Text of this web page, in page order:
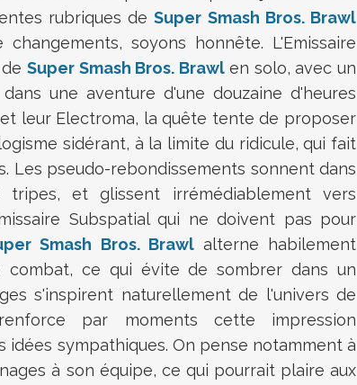
rubriques deSuper Smash Bros. Brawl
soyons honnête. L'Emissaire
Super Smash Bros. Brawlen solo, avec un
une aventure d'une douzaine d'heures
leur Electroma, la quête tente de proposer
sidérant, à la limite du ridicule, qui fait
Les pseudo-rebondissements sonnent dans
et glissent irrémédiablement vers
Subspatial qui ne doivent pas pour
Smash Bros. Brawlalterne habilement
ce qui évite de sombrer dans un
s'inspirent naturellement de l'univers de
par moments cette impression
sympathiques. On pense notamment à
à son équipe, ce qui pourrait plaire aux